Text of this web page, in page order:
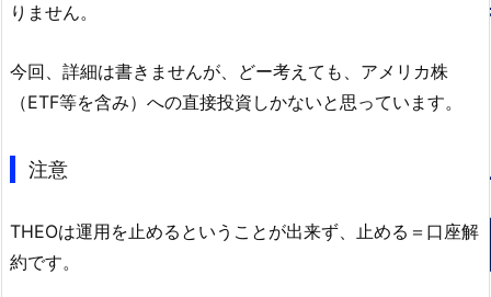
りません。
今回、詳細は書きませんが、どー考えても、アメリカ株
（ETF等を含み）への直接投資しかないと思っています。
注意
THEOは運用を止めるということが出来ず、止める＝口座解
約です。